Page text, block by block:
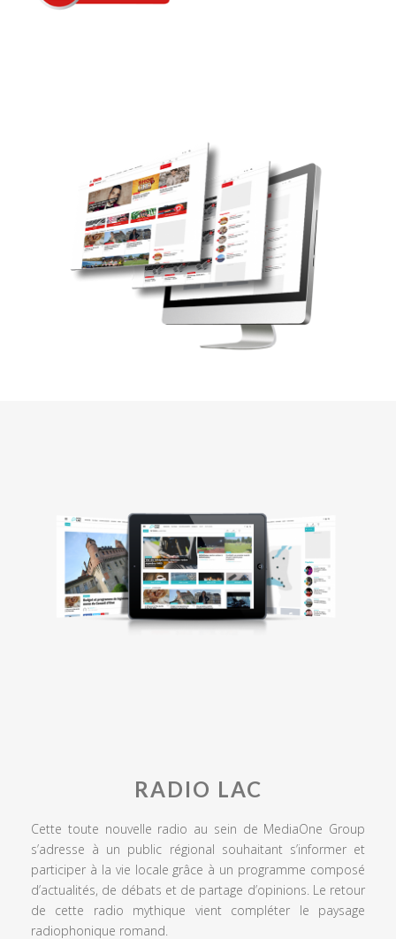
RADIO LAC
Cette toute nouvelle radio au sein de MediaOne Group
s’adresse à un public régional souhaitant s’informer et
participer à la vie locale grâce à un programme composé
d’actualités, de débats et de partage d’opinions. Le retour
de cette radio mythique vient compléter le paysage
radiophonique romand.